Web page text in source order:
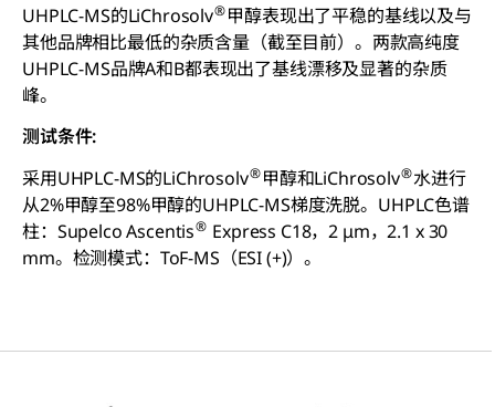
UHPLC-MS的LiChrosolv®甲醇表现出了平稳的基线以及与
其他品牌相比最低的杂质含量（截至目前）。两款高纯度
UHPLC-MS品牌A和B都表现出了基线漂移及显著的杂质
峰。
测试条件:
采用UHPLC-MS的LiChrosolv®甲醇和LiChrosolv®水进行
从2%甲醇至98%甲醇的UHPLC-MS梯度洗脱。UHPLC色谱
柱：Supelco Ascentis® Express C18，2 μm，2.1 x 30
mm。检测模式：ToF-MS（ESI (+)）。